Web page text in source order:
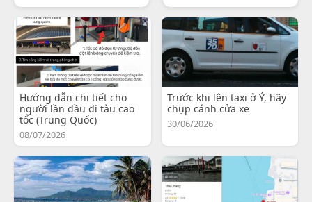
Hướng dẫn chi tiết cho
người lần đầu đi tàu cao
tốc (Trung Quốc)
08/07/2026
Trước khi lên taxi ở Ý, hãy
chụp cánh cửa xe
30/06/2026